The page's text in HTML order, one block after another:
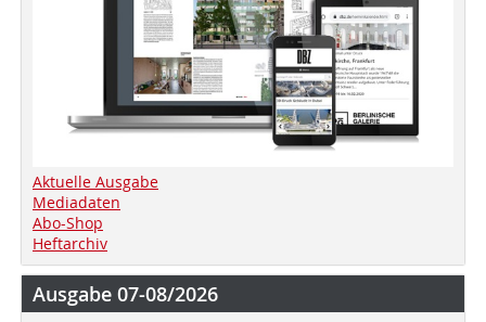
Aktuelle Ausgabe
Mediadaten
Abo-Shop
Heftarchiv
Ausgabe 07-08/2026